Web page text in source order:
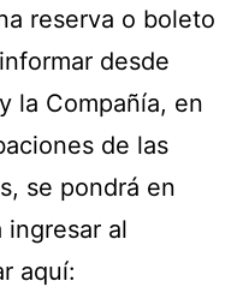
reserva o boleto
desde
la Compañía, en
de las
se pondrá en
ingresar al
aquí: